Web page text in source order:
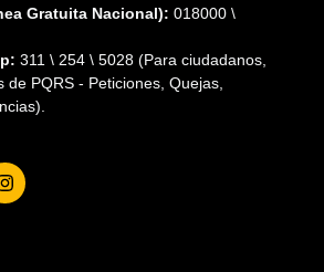
Gratuita Nacional): 018000 \
311 \ 254 \ 5028 (Para ciudadanos,
PQRS - Peticiones, Quejas,